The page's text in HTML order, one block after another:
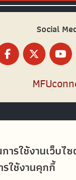
รใช้งานเว็บไ
ใช้งานคุกกี้
Social